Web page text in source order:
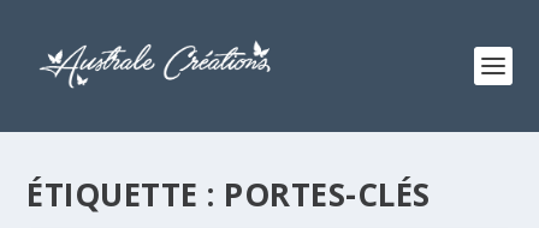
ÉTIQUETTE : PORTES-CLÉS